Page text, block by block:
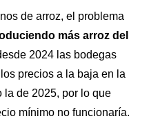
de arroz, el problema
más arroz del
2024 las bodegas
precios a la baja en la
la de 2025, por lo que
mínimo no funcionaría.